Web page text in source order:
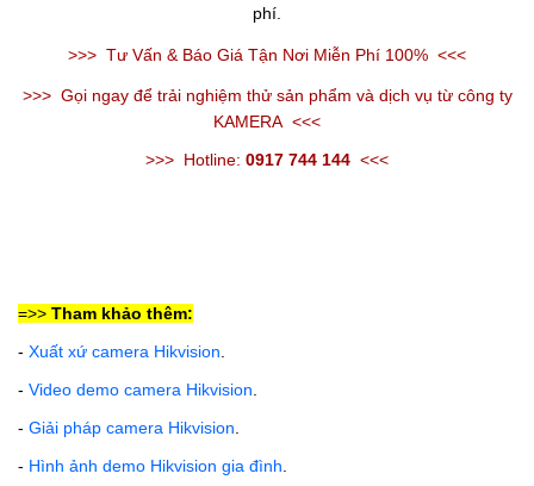
phí.
>>> Tư Vấn & Báo Giá Tận Nơi Miễn Phí 100% <<<
>>> Gọi ngay để trải nghiệm thử sản phẩm và dịch vụ từ công ty
KAMERA <<<
>>> Hotline: 0917 744 144 <<<
=>> Tham khảo thêm:
- Xuất xứ camera Hikvision
- Video demo camera Hikvision
- Giải pháp camera Hikvision
- Hình ảnh demo Hikvision gia đình